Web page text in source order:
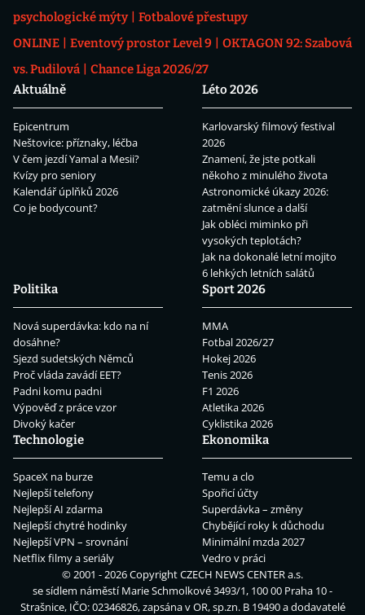
psychologické mýty
Fotbalové přestupy
ONLINE
Eventový prostor Level 9
OKTAGON 92: Szabová
vs. Pudilová
Chance Liga 2026/27
Aktuálně
Epicentrum
Neštovice: příznaky, léčba
V čem jezdí Yamal a Mesii?
Kvízy pro seniory
Kalendář úplňků 2026
Co je bodycount?
Léto 2026
Karlovarský filmový festival
2026
Znamení, že jste potkali
někoho z minulého života
Astronomické úkazy 2026:
zatmění slunce a další
Jak obléci miminko při
vysokých teplotách?
Jak na dokonalé letní mojito
6 lehkých letních salátů
Politika
Nová superdávka: kdo na ní
dosáhne?
Sjezd sudetských Němců
Proč vláda zavádí EET?
Padni komu padni
Výpověď z práce vzor
Divoký kačer
Sport 2026
MMA
Fotbal 2026/27
Hokej 2026
Tenis 2026
F1 2026
Atletika 2026
Cyklistika 2026
Technologie
SpaceX na burze
Nejlepší telefony
Nejlepší AI zdarma
Nejlepší chytré hodinky
Nejlepší VPN – srovnání
Netflix filmy a seriály
Ekonomika
Temu a clo
Spořicí účty
Superdávka – změny
Chybějící roky k důchodu
Minimální mzda 2027
Vedro v práci
© 2001 - 2026 CopyrightCZECH NEWS CENTER a.s.
se sídlem náměstí Marie Schmolkové 3493/1, 100 00 Praha 10 -
Strašnice, IČO: 02346826, zapsána v OR, sp.zn. B 19490 a dodavatelé